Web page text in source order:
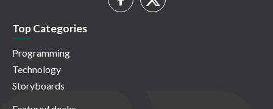
Top Categories
Programming
Technology
Storyboards